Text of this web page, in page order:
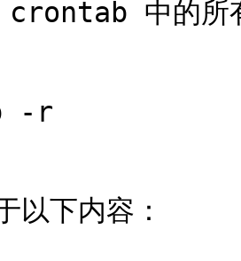
crontab 中的
-r
以下内容：